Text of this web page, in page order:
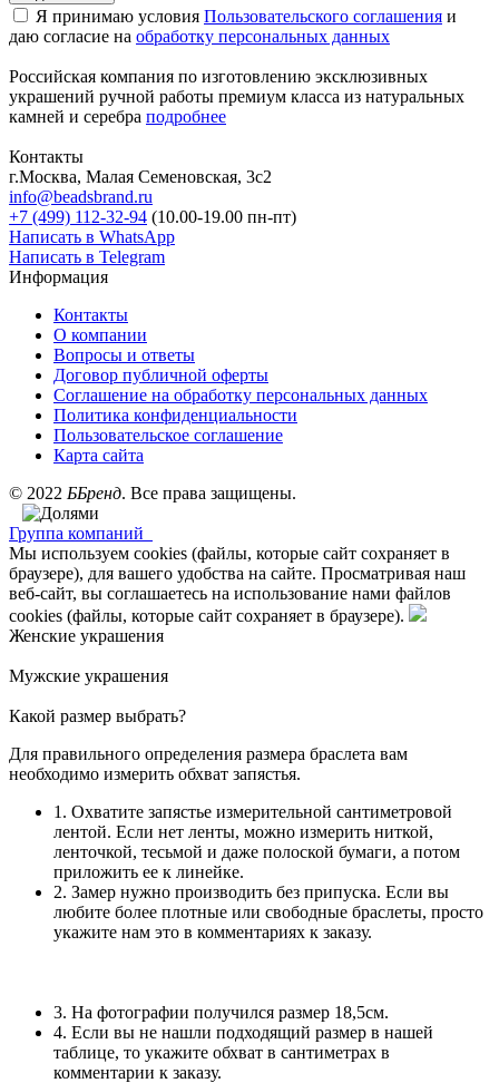
Я принимаю условия Пользовательского соглашения и
даю согласие на обработку персональных данных
Российская компания по изготовлению эксклюзивных
украшений ручной работы премиум класса из натуральных
камней и серебра подробнее
Контакты
г.Москва, Малая Семеновская, 3с2
info@beadsbrand.ru
+7 (499) 112-32-94 (10.00-19.00 пн-пт)
Написать в WhatsApp
Написать в Telegram
Информация
Контакты
О компании
Вопросы и ответы
Договор публичной оферты
Соглашение на обработку персональных данных
Политика конфиденциальности
Пользовательское соглашение
Карта сайта
© 2022 ББренд. Все права защищены.
Группа компаний
Мы используем cookies (файлы, которые сайт сохраняет в
браузере), для вашего удобства на сайте. Просматривая наш
веб-сайт, вы соглашаетесь на использование нами файлов
cookies (файлы, которые сайт сохраняет в браузере).
Женские украшения
Мужские украшения
Какой размер выбрать?
Для правильного определения размера браслета вам
необходимо измерить обхват запястья.
1. Охватите запястье измерительной сантиметровой
лентой. Если нет ленты, можно измерить ниткой,
ленточкой, тесьмой и даже полоской бумаги, а потом
приложить ее к линейке.
2. Замер нужно производить без припуска. Если вы
любите более плотные или свободные браслеты, просто
укажите нам это в комментариях к заказу.
3. На фотографии получился размер 18,5см.
4. Если вы не нашли подходящий размер в нашей
таблице, то укажите обхват в сантиметрах в
комментарии к заказу.